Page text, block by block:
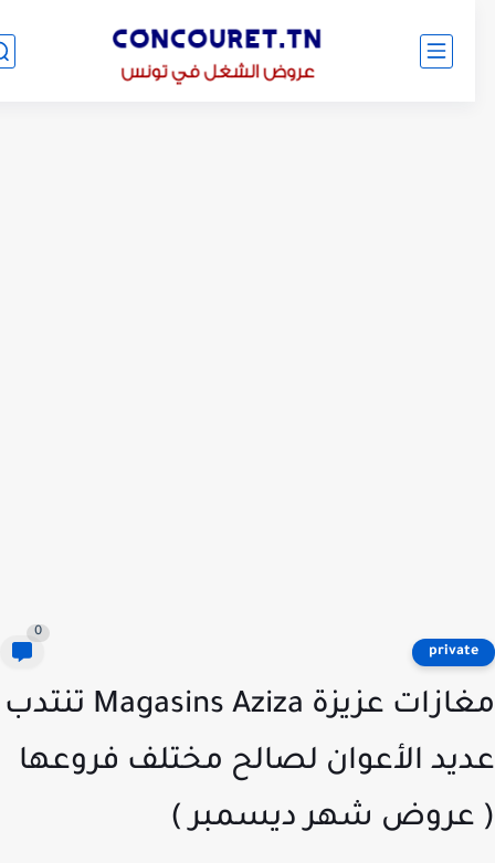
مغازات عزيزة Magasins Aziza تنتدب
الأعوان لصالح مختلف فروعها
شهر ديسمبر )